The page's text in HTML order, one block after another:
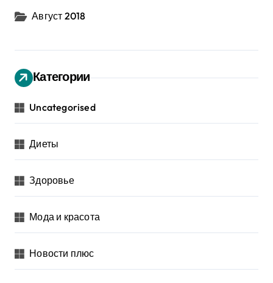
Август 2018
Категории
Uncategorised
Диеты
Здоровье
Мода и красота
Новости плюс